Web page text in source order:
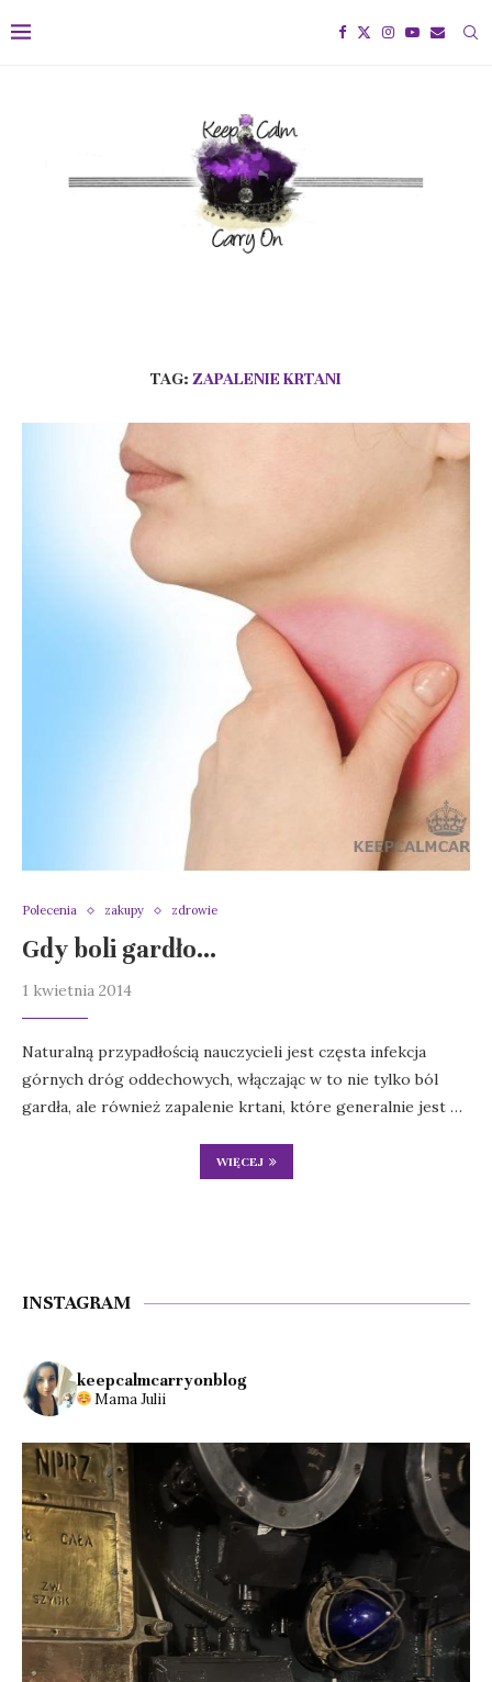
TAG: ZAPALENIE KRTANI
Polecenia zakupy zdrowie
Gdy boli gardło…
1 kwietnia 2014
Naturalną przypadłością nauczycieli jest częsta infekcja
górnych dróg oddechowych, włączając w to nie tylko ból
gardła, ale również zapalenie krtani, które generalnie jest …
WIĘCEJ
INSTAGRAM
keepcalmcarryonblog
Mama Julii